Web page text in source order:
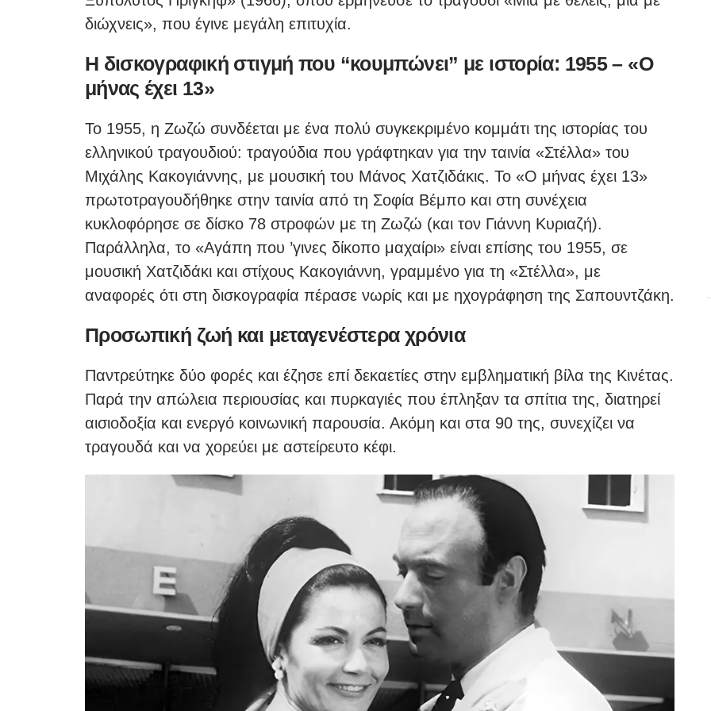
διώχνεις», που έγινε μεγάλη επιτυχία.
Η δισκογραφική στιγμή που “κουμπώνει” με ιστορία: 1955 – «Ο
μήνας έχει 13»
Το 1955, η Ζωζώ συνδέεται με ένα πολύ συγκεκριμένο κομμάτι της ιστορίας του
ελληνικού τραγουδιού: τραγούδια που γράφτηκαν για την ταινία «Στέλλα» του
Μιχάλης Κακογιάννης, με μουσική του Μάνος Χατζιδάκις. Το «Ο μήνας έχει 13»
πρωτοτραγουδήθηκε στην ταινία από τη Σοφία Βέμπο και στη συνέχεια
κυκλοφόρησε σε δίσκο 78 στροφών με τη Ζωζώ (και τον Γιάννη Κυριαζή).
Παράλληλα, το «Αγάπη που ’γινες δίκοπο μαχαίρι» είναι επίσης του 1955, σε
μουσική Χατζιδάκι και στίχους Κακογιάννη, γραμμένο για τη «Στέλλα», με
αναφορές ότι στη δισκογραφία πέρασε νωρίς και με ηχογράφηση της Σαπουντζάκη.
Προσωπική ζωή και μεταγενέστερα χρόνια
Παντρεύτηκε δύο φορές και έζησε επί δεκαετίες στην εμβληματική βίλα της Κινέτας.
Παρά την απώλεια περιουσίας και πυρκαγιές που έπληξαν τα σπίτια της, διατηρεί
αισιοδοξία και ενεργό κοινωνική παρουσία. Ακόμη και στα 90 της, συνεχίζει να
τραγουδά και να χορεύει με αστείρευτο κέφι.